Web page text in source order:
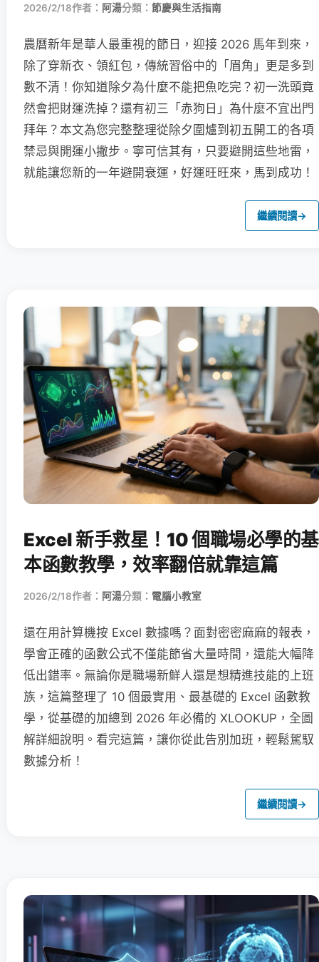
2026/2/18作者： 阿湯分類： 節慶與生活指南
農曆新年是華人最重視的節日，迎接 2026 馬年到來，
除了穿新衣、領紅包，傳統習俗中的「眉角」更是多到
數不清！你知道除夕為什麼不能把魚吃完？初一洗頭竟
然會把財運洗掉？還有初三「赤狗日」為什麼不宜出門
拜年？本文為您完整整理從除夕圍爐到初五開工的各項
禁忌與開運小撇步。寧可信其有，只要避開這些地雷，
就能讓您新的一年避開衰運，好運旺旺來，馬到成功！
繼續閱讀→
Excel 新手救星！10 個職場必學的基
本函數教學，效率翻倍就靠這篇
2026/2/18作者： 阿湯分類： 電腦小教室
還在用計算機按 Excel 數據嗎？面對密密麻麻的報表，
學會正確的函數公式不僅能節省大量時間，還能大幅降
低出錯率。無論你是職場新鮮人還是想精進技能的上班
族，這篇整理了 10 個最實用、最基礎的 Excel 函數教
學，從基礎的加總到 2026 年必備的 XLOOKUP，全圖
解詳細說明。看完這篇，讓你從此告別加班，輕鬆駕馭
數據分析！
繼續閱讀→